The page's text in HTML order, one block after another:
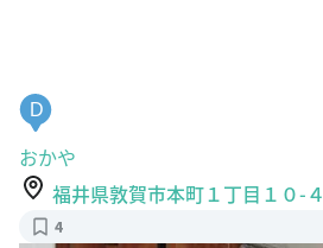
D
おかや
福井県敦賀市本町１丁目１０-４
4